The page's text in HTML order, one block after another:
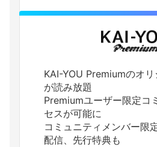
KAI-YOU Premiumのオ
が読み放題
Premiumユーザー限定コ
セスが可能に
コミュニティメンバー限
配信、先行特典も